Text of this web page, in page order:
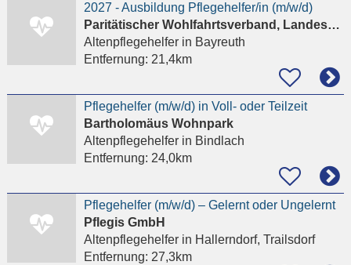
2027 - Ausbildung Pflegehelfer/in (m/w/d)
Paritätischer Wohlfahrtsverband, Landesverband Bayern eV
Altenpflegehelferin Bayreuth
Entfernung: 21,4km
Pflegehelfer (m/w/d) in Voll- oder Teilzeit
Bartholomäus Wohnpark
Altenpflegehelferin Bindlach
Entfernung: 24,0km
Pflegehelfer (m/w/d) – Gelernt oder Ungelernt
Pflegis GmbH
Altenpflegehelferin Hallerndorf, Trailsdorf
Entfernung: 27,3km